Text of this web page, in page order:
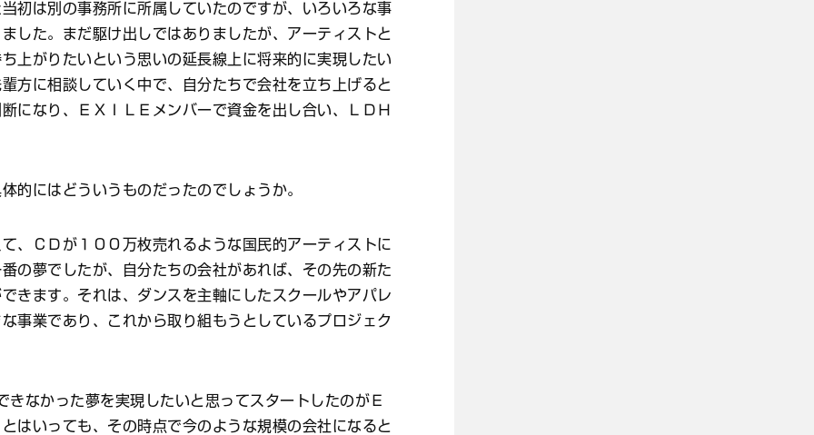
初は別の事務所に所属していたのですが、いろいろな事
した。まだ駆け出しではありましたが、アーティストと
上がりたいという思いの延長線上に将来的に実現したい
方に相談していく中で、自分たちで会社を立ち上げると
になり、ＥＸＩＬＥメンバーで資金を出し合い、ＬＤＨ
にはどういうものだったのでしょうか。
、ＣＤが１００万枚売れるような国民的アーティストに
の夢でしたが、自分たちの会社があれば、その先の新た
きます。それは、ダンスを主軸にしたスクールやアパレ
事業であり、これから取り組もうとしているプロジェク
なかった夢を実現したいと思ってスタートしたのがＥ
はいっても、その時点で今のような規模の会社になると